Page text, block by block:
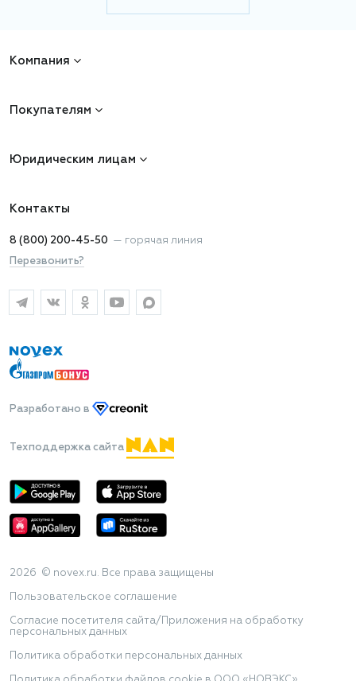
Компания
Покупателям
Юридическим лицам
Контакты
8 (800) 200-45-50 — горячая линия
Перезвонить?
Разработано в
Техподдержка сайта
2026 © novex.ru. Все права защищены
Пользовательское соглашение
Согласие посетителя сайта/Приложения на обработку
персональных данных
Политика обработки персональных данных